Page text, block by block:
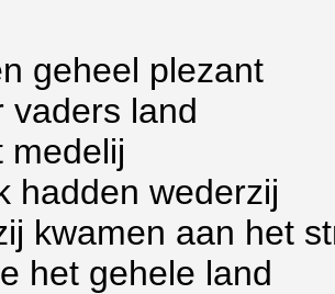
geheel plezant
vaders land
medelij
hadden wederzij
kwamen aan het
het gehele land